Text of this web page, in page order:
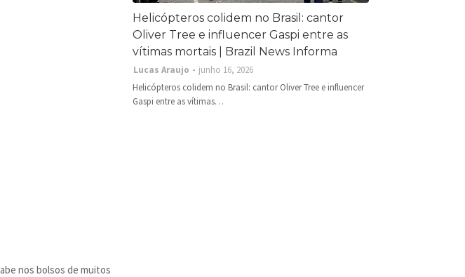
nos bolsos de muitos
Helicópteros colidem no Brasil: cantor
Oliver Tree e influencer Gaspi entre as
vítimas mortais | Brazil News Informa
Lucas Araujo
junho 16, 2026
Helicópteros colidem no Brasil: cantor Oliver Tree e influencer
Gaspi entre as vítimas…